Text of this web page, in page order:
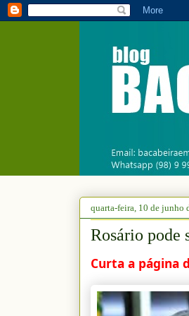
quarta-feira, 10 de junho
Rosário pode
Curta a página